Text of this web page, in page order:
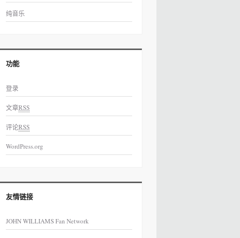
纯音乐
功能
登录
文章RSS
评论RSS
WordPress.org
友情链接
JOHN WILLIAMS Fan Network